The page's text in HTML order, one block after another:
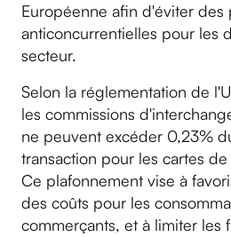
Européenne afin d'éviter des
anticoncurrentielles pour les
secteur.
Selon la réglementation de
les commissions
ne peuvent excéder 0,23%
transaction pour les cartes
Ce plafonnement vise à
des coûts pour les
commerçants, et à limiter les